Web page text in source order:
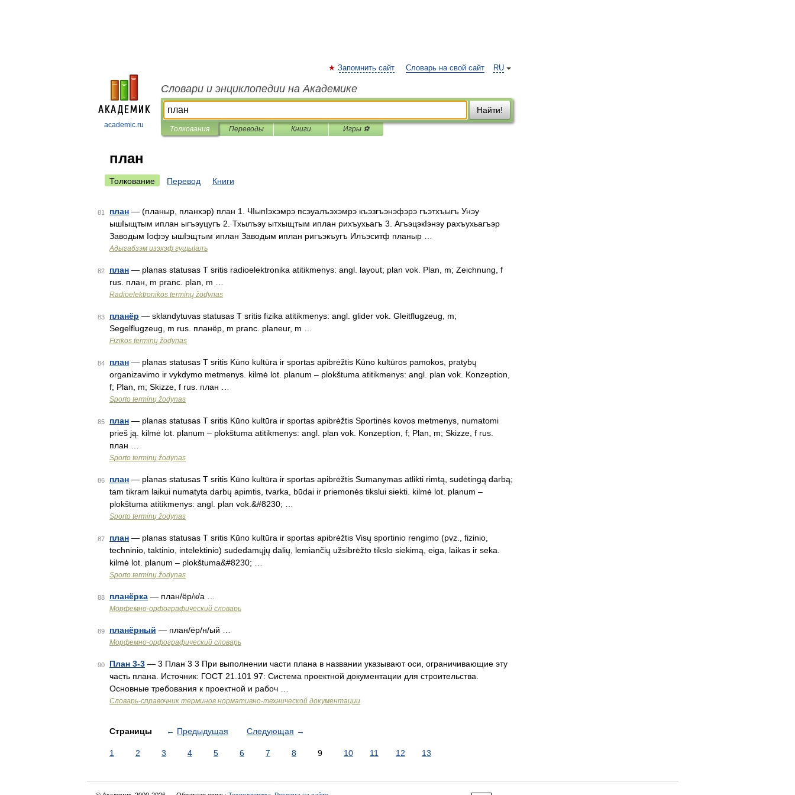
academic.ru
RU
Запомнить сайт Словарь на свой сайт
Словари и энциклопедии на Академике
Найти!
Толкования Переводы Книги Игры ⚽
план
Толкование Перевод Книги
81 план — (планыр, планхэр) план 1. ЧIыпIэхэмрэ псэуалъэхэмрэ къэзгъэнэфэрэ гъэтхъыгъ Унэу
ышIыщтым иплан ыгъэуцугъ 2. Тхылъэу ытхыщтым иплан рихъухьагъ 3. АгъэцэкIэнэу рахъухьагъэр
Заводым Iофэу ышIэщтым иплан Заводым иплан ригъэкъугъ Илъэситф планыр …
Адыгабзэм изэхэф гущыIалъ
82 план — planas statusas T sritis radioelektronika atitikmenys: angl. layout; plan vok. Plan, m; Zeichnung, f
rus. план, m pranc. plan, m …
Radioelektronikos terminų žodynas
83 планёр — sklandytuvas statusas T sritis fizika atitikmenys: angl. glider vok. Gleitflugzeug, m;
Segelflugzeug, m rus. планёр, m pranc. planeur, m …
Fizikos terminų žodynas
84 план — planas statusas T sritis Kūno kultūra ir sportas apibrėžtis Kūno kultūros pamokos, pratybų
organizavimo ir vykdymo metmenys. kilmė lot. planum – plokštuma atitikmenys: angl. plan vok. Konzeption,
f; Plan, m; Skizze, f rus. план …
Sporto terminų žodynas
85 план — planas statusas T sritis Kūno kultūra ir sportas apibrėžtis Sportinės kovos metmenys, numatomi
prieš ją. kilmė lot. planum – plokštuma atitikmenys: angl. plan vok. Konzeption, f; Plan, m; Skizze, f rus.
план …
Sporto terminų žodynas
86 план — planas statusas T sritis Kūno kultūra ir sportas apibrėžtis Sumanymas atlikti rimtą, sudėtingą darbą;
tam tikram laikui numatyta darbų apimtis, tvarka, būdai ir priemonės tikslui siekti. kilmė lot. planum –
plokštuma atitikmenys: angl. plan vok.&#8230; …
Sporto terminų žodynas
87 план — planas statusas T sritis Kūno kultūra ir sportas apibrėžtis Visų sportinio rengimo (pvz., fizinio,
techninio, taktinio, intelektinio) sudedamųjų dalių, lemiančių užsibrėžto tikslo siekimą, eiga, laikas ir seka.
kilmė lot. planum – plokštuma&#8230; …
Sporto terminų žodynas
88 планёрка — план/ёр/к/а …
Морфемно-орфографический словарь
89 планёрный — план/ёр/н/ый …
Морфемно-орфографический словарь
90 План 3-3 — 3 План 3 3 При выполнении части плана в названии указывают оси, ограничивающие эту
часть плана. Источник: ГОСТ 21.101 97: Система проектной документации для строительства.
Основные требования к проектной и рабоч …
Словарь-справочник терминов нормативно-технической документации
Страницы ← Предыдущая Следующая →
1 2 3 4 5 6 7 8 9 10 11 12 13